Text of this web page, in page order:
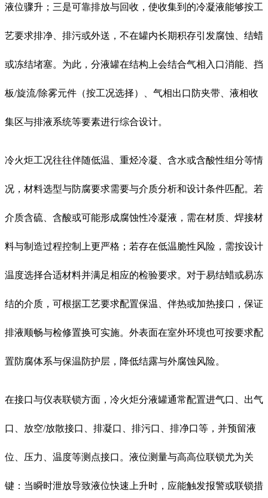
液位骤升；三是可靠排放与回收，使收集到的冷凝液能够按工
艺要求排净、排污或外送，不在罐内长期积存引发腐蚀、结蜡
或冻结堵塞。为此，分液罐在结构上会结合气相入口消能、挡
板/旋流/除雾元件（按工况选择）、气相出口防夹带、液相收
集区与排液系统等要素进行综合设计。
冷火炬工况往往伴随低温、重烃冷凝、含水或含酸性组分等情
况，材料选型与防腐要求需要与介质分析和设计条件匹配。若
介质含硫、含酸或可能形成腐蚀性冷凝液，需在材质、焊接材
料与制造过程控制上更严格；若存在低温脆性风险，需按设计
温度选择合适材料并满足相应的检验要求。对于易结蜡或易冻
结的介质，可根据工艺要求配置保温、伴热或加热接口，保证
排液顺畅与检修置换可实施。外表面在室外环境也可按要求配
置防腐体系与保温防护层，降低结露与外腐蚀风险。
在接口与仪表联锁方面，冷火炬分液罐通常配置进气口、出气
口、放空/放散接口、排凝口、排污口、排净口等，并预留液
位、压力、温度等测点接口。液位测量与高高位联锁尤为关
键：当瞬时泄放导致液位快速上升时，应能触发报警或联锁措